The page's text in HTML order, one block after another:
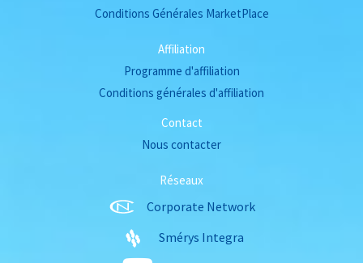
Conditions Générales MarketPlace
Affiliation
Programme d'affiliation
Conditions générales d'affiliation
Contact
Nous contacter
Réseaux
Corporate Network
Smérys Integra